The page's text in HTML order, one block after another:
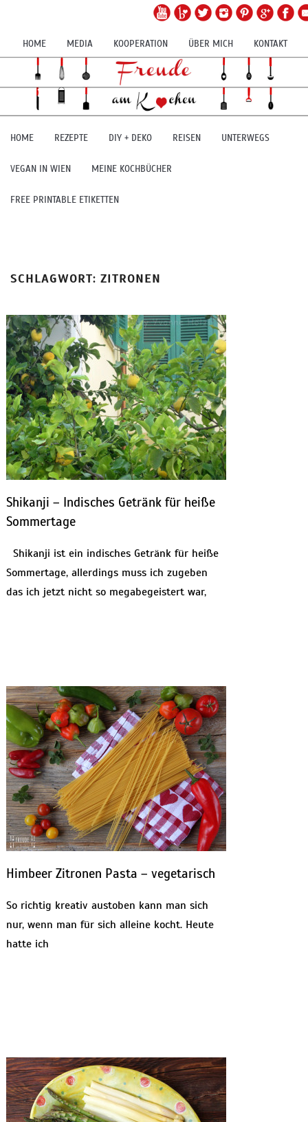
HOME MEDIA KOOPERATION ÜBER MICH KONTAKT
HOME REZEPTE DIY + DEKO REISEN UNTERWEGS
VEGAN IN WIEN MEINE KOCHBÜCHER
FREE PRINTABLE ETIKETTEN
SCHLAGWORT:ZITRONEN
Shikanji – Indisches Getränk für heiße
Sommertage
Shikanji ist ein indisches Getränk für heiße
Sommertage, allerdings muss ich zugeben
das ich jetzt nicht so megabegeistert war,
Himbeer Zitronen Pasta – vegetarisch
So richtig kreativ austoben kann man sich
nur, wenn man für sich alleine kocht. Heute
hatte ich